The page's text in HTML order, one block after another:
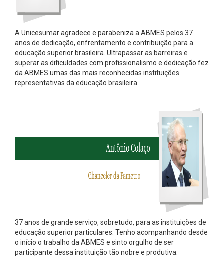
A Unicesumar agradece e parabeniza a ABMES pelos 37
anos de dedicação, enfrentamento e contribuição para a
educação superior brasileira. Ultrapassar as barreiras e
superar as dificuldades com profissionalismo e dedicação fez
da ABMES umas das mais reconhecidas instituições
representativas da educação brasileira.
37 anos de grande serviço, sobretudo, para as instituições de
educação superior particulares. Tenho acompanhando desde
o início o trabalho da ABMES e sinto orgulho de ser
participante dessa instituição tão nobre e produtiva.